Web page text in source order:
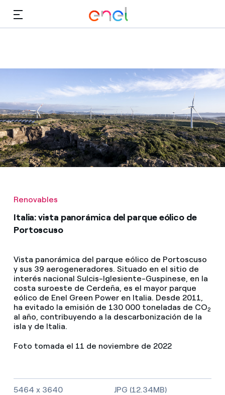
Inversores
Renovables
Italia: vista panorámica del parque eólico de
Portoscuso
Vista panorámica del parque eólico de Portoscuso
y sus 39 aerogeneradores. Situado en el sitio de
interés nacional Sulcis-Iglesiente-Guspinese, en la
costa suroeste de Cerdeña, es el mayor parque
eólico de Enel Green Power en Italia. Desde 2011,
ha evitado la emisión de 130 000 toneladas de CO2
al año, contribuyendo a la descarbonización de la
isla y de Italia.
Foto tomada el 11 de noviembre de 2022
Tamaño de la imagen y tipo de fichero
5464 x 3640 JPG (12.34MB)